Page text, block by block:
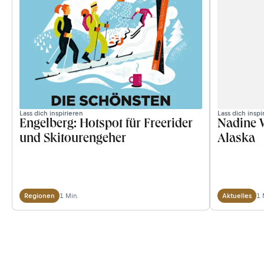
Lass dich inspirieren
Engelberg: Hotspot für Freerider
und Skitourengeher
Regionen 1 Min.
Lass dich
Nadine
Alaska
Aktuelles 1